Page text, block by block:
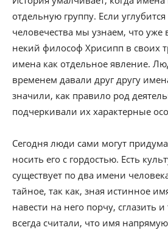
отдельную группу. Если
человечества мы узнаем, что уже
некий философ Хрисипп в своих
имена как отдельное явление.
временем давали друг другу
значили, как правило род
подчеркивали их характерные
Сегодня люди сами могут
носить его с гордостью. Есть
существует по два имени
тайное, так как, зная истинное
навести на него порчу, сглазить
всегда считали, что имя